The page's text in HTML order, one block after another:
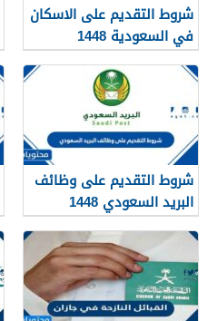
شروط التقديم على الاسكان
في السعودية 1448
شروط التقديم على وظائف
البريد السعودي 1448